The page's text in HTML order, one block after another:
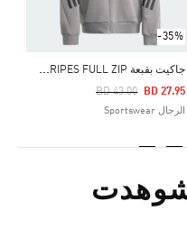
-35%
ج
اكيت بقبعة FUTURE ICONS 3-STRIPES FULL ZIP
Price Reduced From
BD 43.00
To BD 27.95
الرجال Sportswear
شوهدت